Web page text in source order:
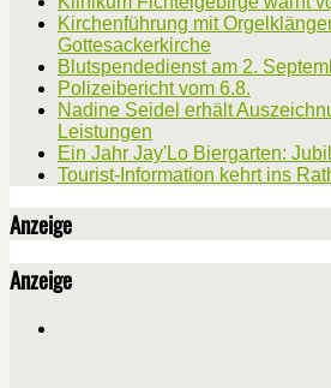
Kirchenführung mit
Gottesackerkirche
Blutspendedienst am 2.
Polizeibericht vom 6.8.
Nadine Seidel erhält
Leistungen
Ein Jahr Jay'Lo Biergarten:
Tourist-Information kehrt ins
Anzeige
Anzeige